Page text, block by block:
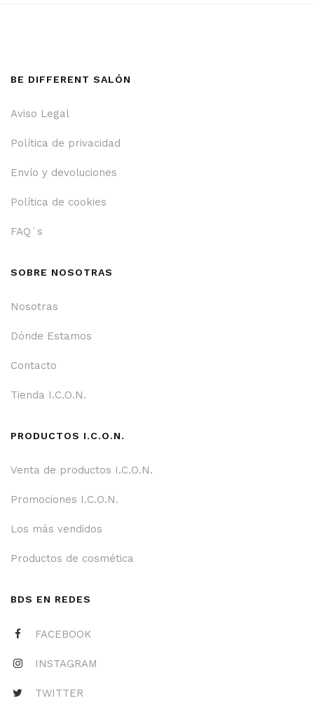
BE DIFFERENT SALÓN
Aviso Legal
Política de privacidad
Envío y devoluciones
Política de cookies
FAQ´s
SOBRE NOSOTRAS
Nosotras
Dónde Estamos
Contacto
Tienda I.C.O.N.
PRODUCTOS I.C.O.N.
Venta de productos I.C.O.N.
Promociones I.C.O.N.
Los más vendidos
Productos de cosmética
BDS EN REDES
FACEBOOK
INSTAGRAM
TWITTER